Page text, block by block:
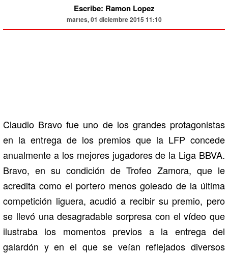
Escribe: Ramon Lopez
martes, 01 diciembre 2015 11:10
Claudio Bravo fue uno de los grandes protagonistas
en la entrega de los premios que la LFP concede
anualmente a los mejores jugadores de la Liga BBVA.
Bravo, en su condición de Trofeo Zamora, que le
acredita como el portero menos goleado de la última
competición liguera, acudió a recibir su premio, pero
se llevó una desagradable sorpresa con el vídeo que
ilustraba los momentos previos a la entrega del
galardón y en el que se veían reflejados diversos